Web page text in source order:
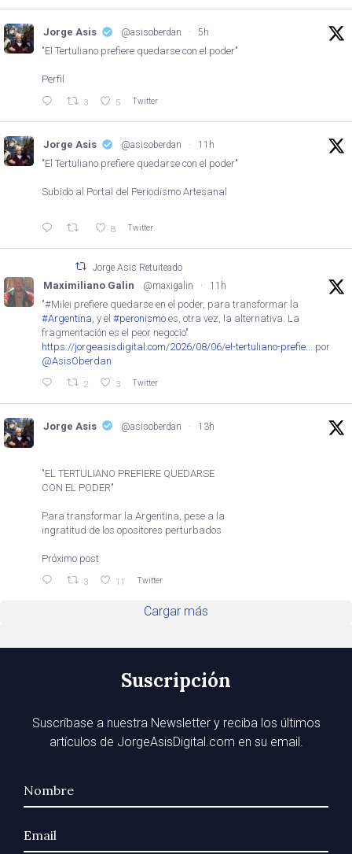
Jorge Asis @asisoberdan · 5h
"El Tertuliano prefiere quedarse con el poder"
Perfil
3 5 Twitter
Jorge Asis @asisoberdan · 11h
"El Tertuliano prefiere quedarse con el poder"
Subido al Portal del Periodismo Artesanal
8 Twitter
Jorge Asis Retuiteado
Maximiliano Galin @maxigalin · 11h
"#Milei prefiere quedarse en el poder, para transformar la
#Argentina , y el #peronismo es, otra vez, la alternativa. La
fragmentación es el peor negocio"
https://jorgeasisdigital.com/2026/08/06/el-tertuliano-prefie...
por
@AsisOberdan
2 3 Twitter
Jorge Asis @asisoberdan · 13h
"EL TERTULIANO PREFIERE QUEDARSE
CON EL PODER"
Para transformar la Argentina, pese a la
ingratitud de los opositores perturbados
Próximo post
3 11 Twitter
Cargar más
Suscripción
Suscríbase a nuestra Newsletter y reciba los últimos
artículos de JorgeAsisDigital.com en su email.